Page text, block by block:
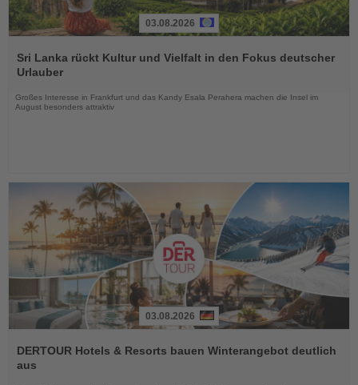
Sie
die
03.08.2026
Sri Lanka rückt Kultur und Vielfalt in den Fokus deutscher
Urlauber
Großes Interesse in Frankfurt und das Kandy Esala Perahera machen die Insel im
August besonders attraktiv
Sie
die
03.08.2026
DERTOUR Hotels & Resorts bauen Winterangebot deutlich
aus